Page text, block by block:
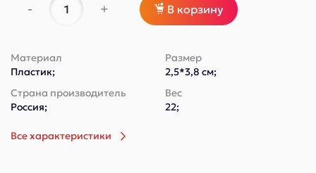
- + В корзину
Материал
Пластик;
Размер
2,5*3,8 см;
Страна производитель
Россия;
Вес
22;
Все характеристики